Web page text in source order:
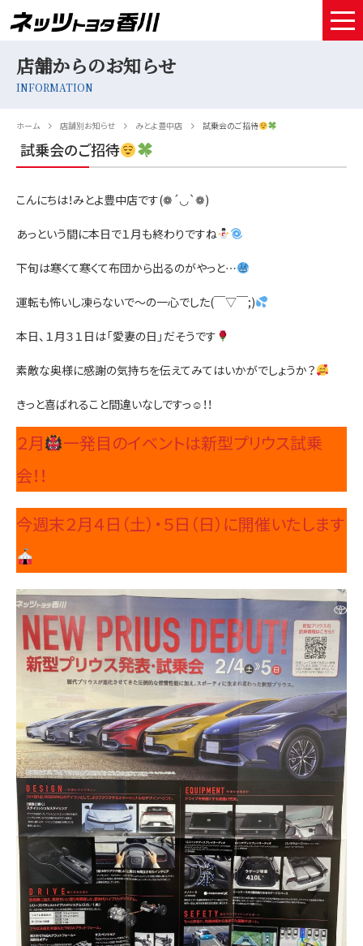
お得なお支払い
採用情報
お問い合わせ
店舗からのお知らせ
INFORMATION
ホーム 店舗別お知らせ みとよ豊中店 試乗会のご招待
試乗会のご招待
こんにちは！みとよ豊中店です(❁´◡`❁)
あっという間に本日で１月も終わりですね
下旬は寒くて寒くて布団から出るのがやっと…
運転も怖いし凍らないで～の一心でした(￣▽￣;)
本日、１月３１日は「愛妻の日」だそうです
素敵な奥様に感謝の気持ちを伝えてみてはいかがでしょうか？
きっと喜ばれること間違いなしですっ☺！！
２月
一発目のイベントは新型プリウス試乗
会！！
今週末２月４日（土）・５日（日）に開催いたします